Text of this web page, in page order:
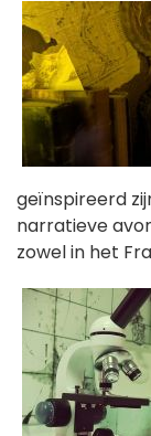
geïnspireerd
narratieve
zowel in het